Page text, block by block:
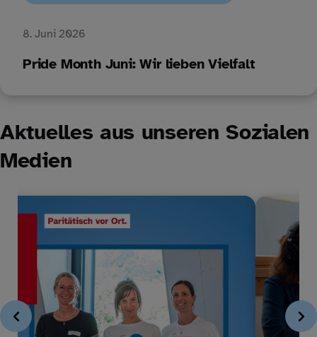
8. Juni 2026
Pride Month Juni: Wir lieben Vielfalt
Aktuelles aus unseren Sozialen
Medien